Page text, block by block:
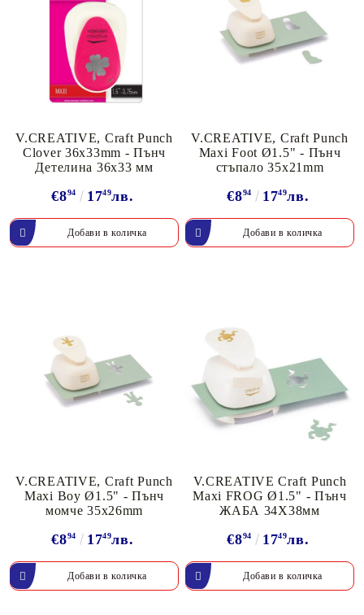
V.CREATIVE, Craft Punch
Clover 36x33mm - Пънч
Детелина 36х33 мм
€894 1749лв.
V.CREATIVE, Craft Punch
Maxi Foot Ø1.5" - Пънч
стъпало 35x21mm
€894 1749лв.
V.CREATIVE, Craft Punch
Maxi Boy Ø1.5" - Пънч
момче 35x26mm
€894 1749лв.
V.CREATIVE Craft Punch
Maxi FROG Ø1.5" - Пънч
ЖАБА 34Х38мм
€894 1749лв.